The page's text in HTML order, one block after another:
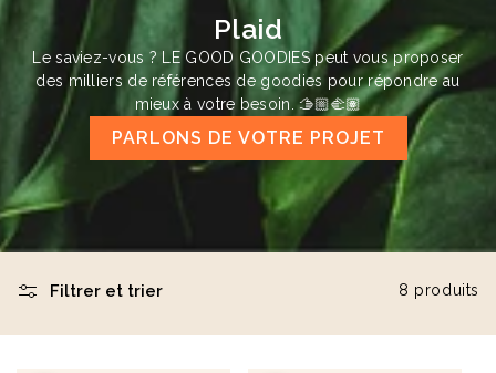
Goodies recommandés
♻️ ♻️
Plaid
Le saviez-vous ? LE GOOD GOODIES peut vous proposer
des milliers de références de goodies pour répondre au
mieux à votre besoin. 🫱🏼‍🫲🏽
PARLONS DE VOTRE PROJET
Filtrer et trier 8 produits